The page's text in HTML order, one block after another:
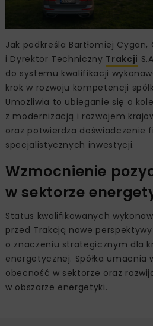
Jak podkreśla Bartłomiej Cygan,
i Dyrektor Techniczny Trakcji
do systemu kwalifikacji
krok w rozwoju kompetencji
Umożliwia to ubieganie się o
z modernizacją i rozwojem
oraz potwierdza doświadczenie
specjalistycznych inwestycji.
Wzmocnienie
w sektorze
Status kwalifikowanych
przed Trakcją nowe
o znaczeniu strategicznym dla
energetycznej. Spółka umacnia
obecność w sektorze oraz
w obszarze energetyki.